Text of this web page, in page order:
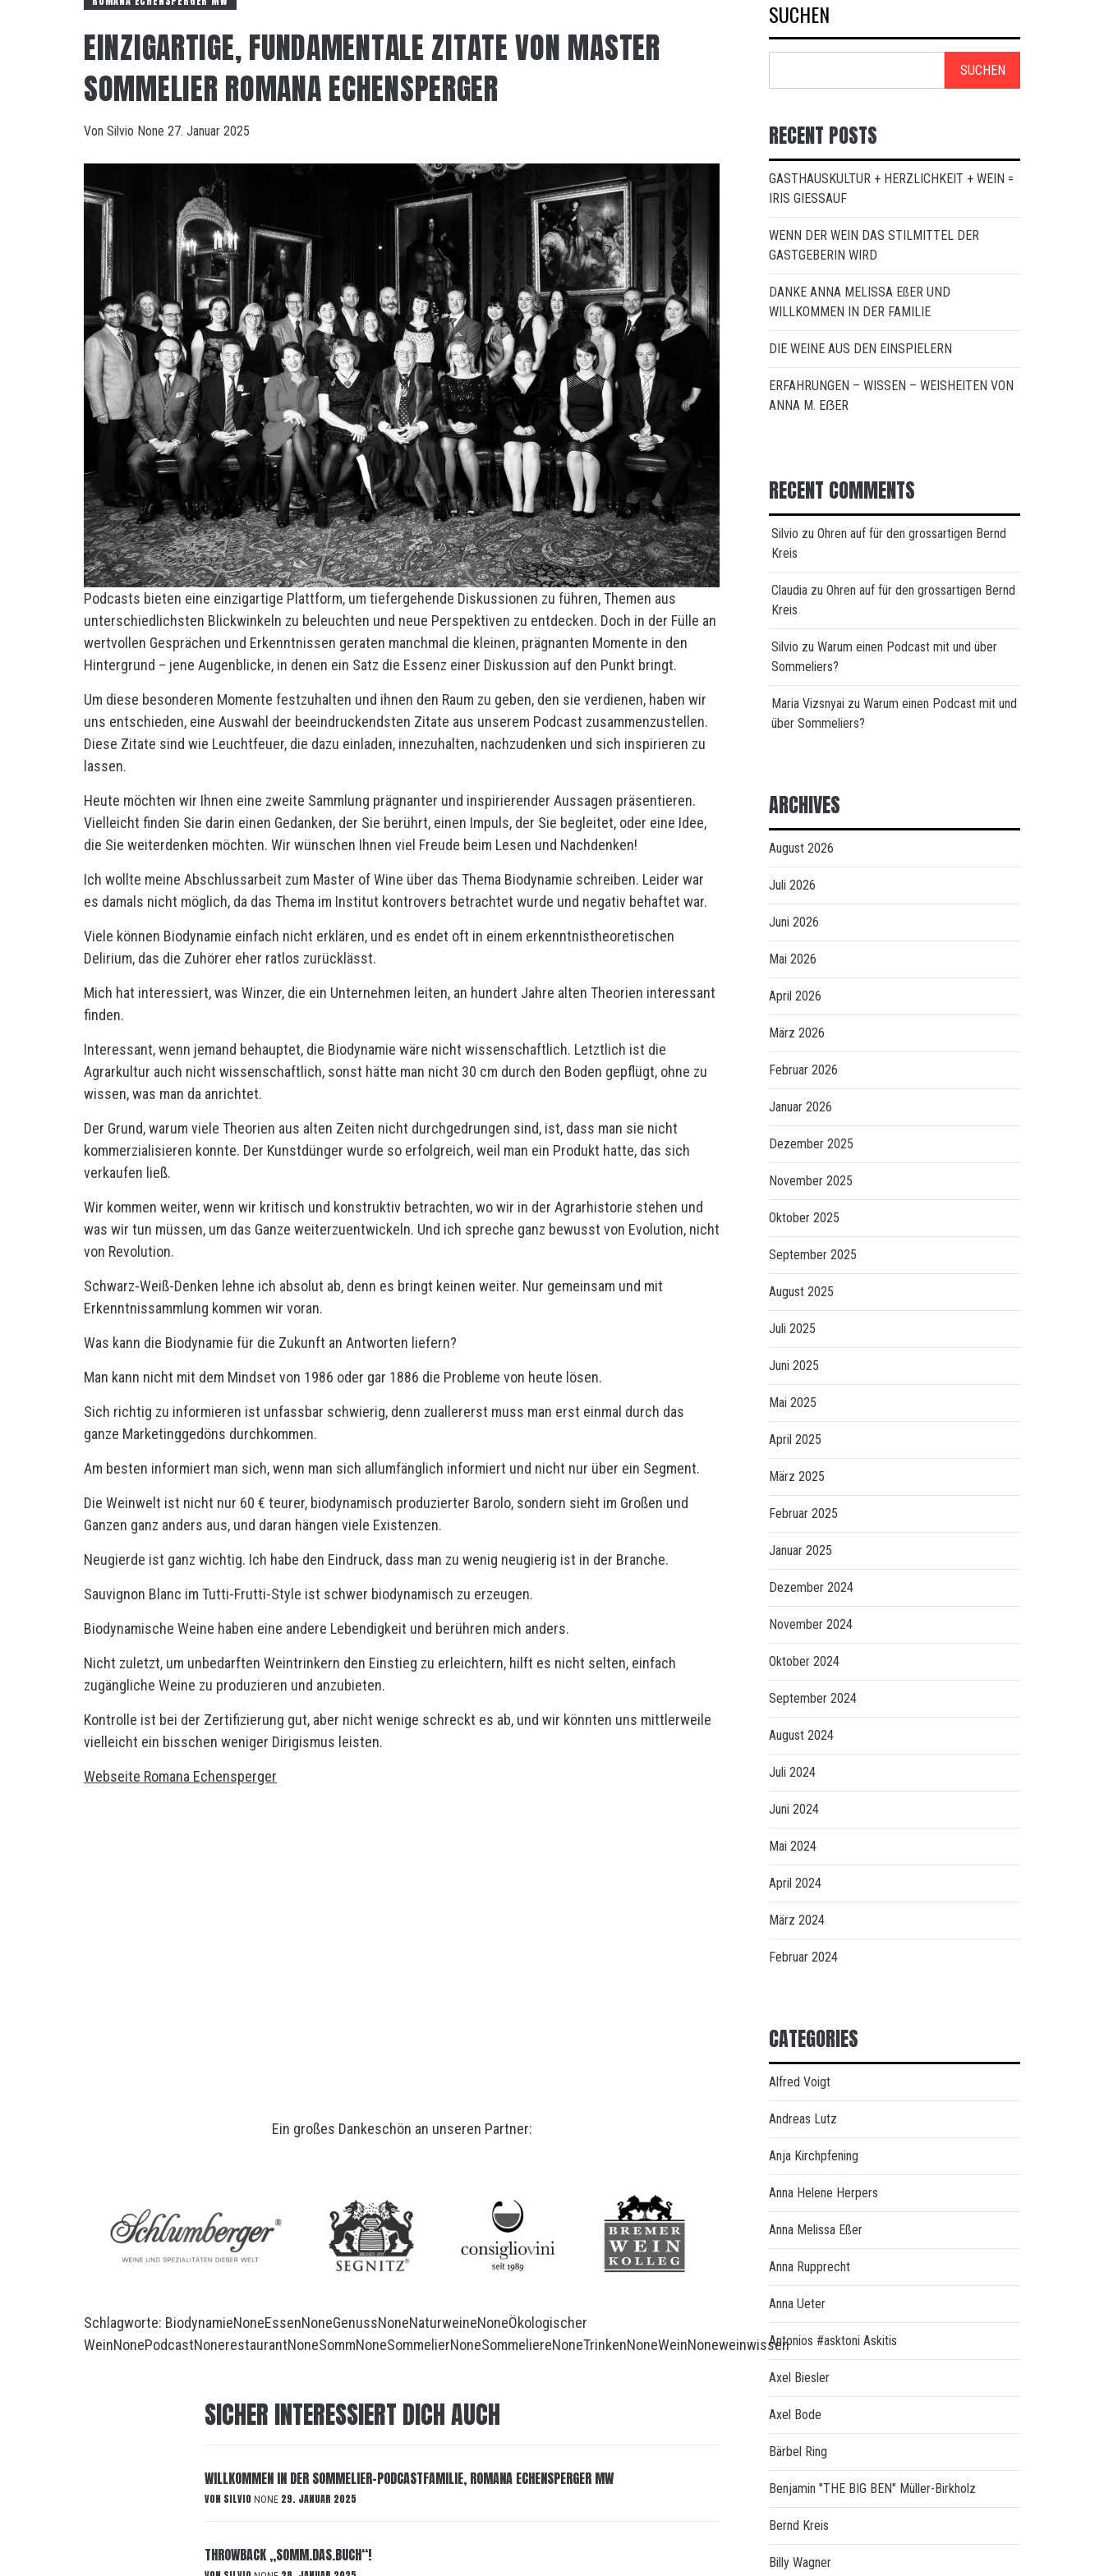
EINZIGARTIGE, FUNDAMENTALE ZITATE VON MASTER
SOMMELIER ROMANA ECHENSPERGER
Von Silvio None 27. Januar 2025
Podcasts bieten eine einzigartige Plattform, um tiefergehende Diskussionen zu führen, Themen aus
unterschiedlichsten Blickwinkeln zu beleuchten und neue Perspektiven zu entdecken. Doch in der Fülle an
wertvollen Gesprächen und Erkenntnissen geraten manchmal die kleinen, prägnanten Momente in den
Hintergrund – jene Augenblicke, in denen ein Satz die Essenz einer Diskussion auf den Punkt bringt.
Um diese besonderen Momente festzuhalten und ihnen den Raum zu geben, den sie verdienen, haben wir
uns entschieden, eine Auswahl der beeindruckendsten Zitate aus unserem Podcast zusammenzustellen.
Diese Zitate sind wie Leuchtfeuer, die dazu einladen, innezuhalten, nachzudenken und sich inspirieren zu
lassen.
Heute möchten wir Ihnen eine zweite Sammlung prägnanter und inspirierender Aussagen präsentieren.
Vielleicht finden Sie darin einen Gedanken, der Sie berührt, einen Impuls, der Sie begleitet, oder eine Idee,
die Sie weiterdenken möchten. Wir wünschen Ihnen viel Freude beim Lesen und Nachdenken!
Ich wollte meine Abschlussarbeit zum Master of Wine über das Thema Biodynamie schreiben. Leider war
es damals nicht möglich, da das Thema im Institut kontrovers betrachtet wurde und negativ behaftet war.
Viele können Biodynamie einfach nicht erklären, und es endet oft in einem erkenntnistheoretischen
Delirium, das die Zuhörer eher ratlos zurücklässt.
Mich hat interessiert, was Winzer, die ein Unternehmen leiten, an hundert Jahre alten Theorien interessant
finden.
Interessant, wenn jemand behauptet, die Biodynamie wäre nicht wissenschaftlich. Letztlich ist die
Agrarkultur auch nicht wissenschaftlich, sonst hätte man nicht 30 cm durch den Boden gepflügt, ohne zu
wissen, was man da anrichtet.
Der Grund, warum viele Theorien aus alten Zeiten nicht durchgedrungen sind, ist, dass man sie nicht
kommerzialisieren konnte. Der Kunstdünger wurde so erfolgreich, weil man ein Produkt hatte, das sich
verkaufen ließ.
Wir kommen weiter, wenn wir kritisch und konstruktiv betrachten, wo wir in der Agrarhistorie stehen und
was wir tun müssen, um das Ganze weiterzuentwickeln. Und ich spreche ganz bewusst von Evolution, nicht
von Revolution.
Schwarz-Weiß-Denken lehne ich absolut ab, denn es bringt keinen weiter. Nur gemeinsam und mit
Erkenntnissammlung kommen wir voran.
Was kann die Biodynamie für die Zukunft an Antworten liefern?
Man kann nicht mit dem Mindset von 1986 oder gar 1886 die Probleme von heute lösen.
Sich richtig zu informieren ist unfassbar schwierig, denn zuallererst muss man erst einmal durch das
ganze Marketinggedöns durchkommen.
Am besten informiert man sich, wenn man sich allumfänglich informiert und nicht nur über ein Segment.
Die Weinwelt ist nicht nur 60 € teurer, biodynamisch produzierter Barolo, sondern sieht im Großen und
Ganzen ganz anders aus, und daran hängen viele Existenzen.
Neugierde ist ganz wichtig. Ich habe den Eindruck, dass man zu wenig neugierig ist in der Branche.
Sauvignon Blanc im Tutti-Frutti-Style ist schwer biodynamisch zu erzeugen.
Biodynamische Weine haben eine andere Lebendigkeit und berühren mich anders.
Nicht zuletzt, um unbedarften Weintrinkern den Einstieg zu erleichtern, hilft es nicht selten, einfach
zugängliche Weine zu produzieren und anzubieten.
Kontrolle ist bei der Zertifizierung gut, aber nicht wenige schreckt es ab, und wir könnten uns mittlerweile
vielleicht ein bisschen weniger Dirigismus leisten.
Webseite Romana Echensperger
Ein großes Dankeschön an unseren Partner:
Schlagworte: BiodynamieNoneEssenNoneGenussNoneNaturweineNoneÖkologischer
WeinNonePodcastNonerestaurantNoneSommNoneSommelierNoneSommeliereNoneTrinkenNoneWeinNoneweinwissen
SICHER INTERESSIERT DICH AUCH
WILLKOMMEN IN DER SOMMELIER-PODCASTFAMILIE, ROMANA ECHENSPERGER MW
VON SILVIO NONE 29. JANUAR 2025
THROWBACK „SOMM.DAS.BUCH“!
SUCHEN
SUCHEN
RECENT POSTS
GASTHAUSKULTUR + HERZLICHKEIT + WEIN =
IRIS GIESSAUF
WENN DER WEIN DAS STILMITTEL DER
GASTGEBERIN WIRD
DANKE ANNA MELISSA EßER UND
WILLKOMMEN IN DER FAMILIE
DIE WEINE AUS DEN EINSPIELERN
ERFAHRUNGEN – WISSEN – WEISHEITEN VON
ANNA M. EẞER
RECENT COMMENTS
Silvio zu Ohren auf für den grossartigen Bernd
Kreis
Claudia zu Ohren auf für den grossartigen Bernd
Kreis
Silvio zu Warum einen Podcast mit und über
Sommeliers?
Maria Vizsnyai zu Warum einen Podcast mit und
über Sommeliers?
ARCHIVES
August 2026
Juli 2026
Juni 2026
Mai 2026
April 2026
März 2026
Februar 2026
Januar 2026
Dezember 2025
November 2025
Oktober 2025
September 2025
August 2025
Juli 2025
Juni 2025
Mai 2025
April 2025
März 2025
Februar 2025
Januar 2025
Dezember 2024
November 2024
Oktober 2024
September 2024
August 2024
Juli 2024
Juni 2024
Mai 2024
April 2024
März 2024
Februar 2024
CATEGORIES
Alfred Voigt
Andreas Lutz
Anja Kirchpfening
Anna Helene Herpers
Anna Melissa Eßer
Anna Rupprecht
Anna Ueter
Antonios #asktoni Askitis
Axel Biesler
Axel Bode
Bärbel Ring
Benjamin "THE BIG BEN" Müller-Birkholz
Bernd Kreis
Billy Wagner